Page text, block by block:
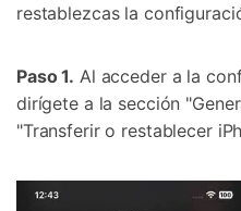
restablezcas la
Paso 1. Al acceder a la
dirígete a la sección
"Transferir o restablecer